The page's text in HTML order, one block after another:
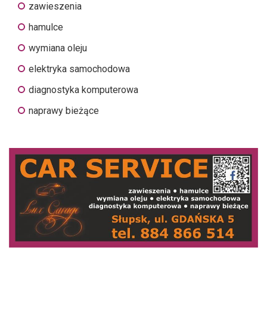
zawieszenia
hamulce
wymiana oleju
elektryka samochodowa
diagnostyka komputerowa
naprawy bieżące